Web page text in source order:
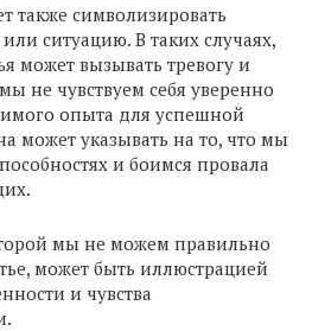
также символизировать
ситуацию. В таких случаях,
может вызывать тревогу и
не чувствуем себя уверенно
опыта для успешной
может указывать на то, что мы
и боимся провала
мы не можем правильно
может быть иллюстрацией
и чувства